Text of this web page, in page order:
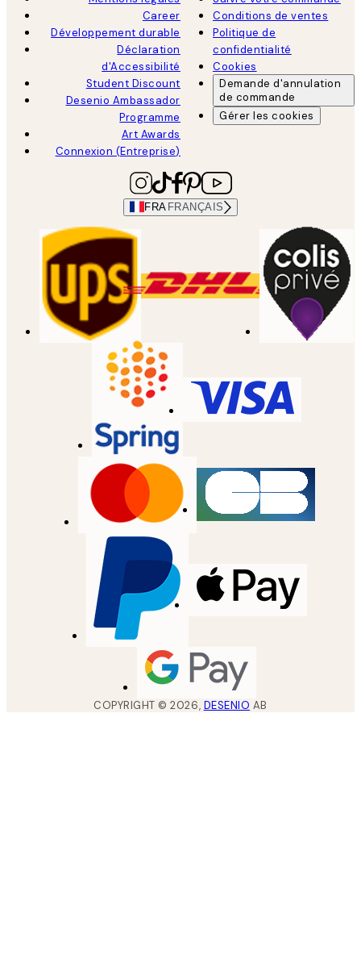
Career
Développement durable
Déclaration
d'Accessibilité
Student Discount
Desenio Ambassador
Programme
Art Awards
Connexion (Entreprise)
Conditions de ventes
Politique de
confidentialité
Cookies
Demande d'annulation
de commande
Gérer les cookies
FRA FRANÇAIS
COPYRIGHT ©2026, DESENIO AB